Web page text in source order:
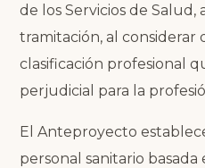
de los Servicios de
tramitación, al
clasificación profesional
perjudicial para la
El Anteproyecto
personal sanitario